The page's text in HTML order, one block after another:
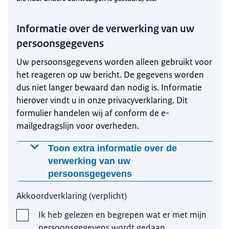
Informatie over de verwerking van uw
persoonsgegevens
Uw persoonsgegevens worden alleen gebruikt voor
het reageren op uw bericht. De gegevens worden
dus niet langer bewaard dan nodig is. Informatie
hierover vindt u in onze privacyverklaring. Dit
formulier handelen wij af conform de e-
mailgedragslijn voor overheden.
Toon extra informatie over de
verwerking van uw
persoonsgegevens
gevraagd?
Uw persoonsgegevens worden gebruikt om te
Akkoordverklaring(verplicht)
Ik heb gelezen en begrepen wat er met mijn